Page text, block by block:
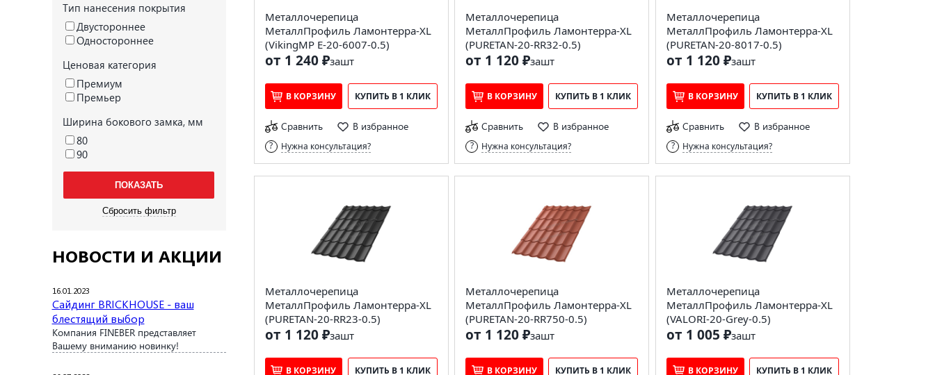
Тип нанесения покрытия
Двустороннее
Одностороннее
Ценовая категория
Премиум
Премьер
Ширина бокового замка, мм
80
90
НОВОСТИ И АКЦИИ
16.01.2023
Сайдинг BRICKHOUSE - ваш
блестящий выбор
Компания FINEBER представляет
Вашему вниманию новинку!
Металлочерепица
МеталлПрофиль Ламонтерра-XL
(VikingMP E-20-6007-0.5)
от 1 240 ₽зашт
В КОРЗИНУ КУПИТЬ В 1 КЛИК
Сравнить В избранное
Нужна консультация?
Металлочерепица
МеталлПрофиль Ламонтерра-XL
(PURETAN-20-RR32-0.5)
от 1 120 ₽зашт
В КОРЗИНУ КУПИТЬ В 1 КЛИК
Сравнить В избранное
Нужна консультация?
Металлочерепица
МеталлПрофиль Ламонтерра-XL
(PURETAN-20-8017-0.5)
от 1 120 ₽зашт
В КОРЗИНУ КУПИТЬ В 1 КЛИК
Сравнить В избранное
Нужна консультация?
Металлочерепица
МеталлПрофиль Ламонтерра-XL
(PURETAN-20-RR23-0.5)
от 1 120 ₽зашт
В КОРЗИНУ КУПИТЬ В 1 КЛИК
Металлочерепица
МеталлПрофиль Ламонтерра-XL
(PURETAN-20-RR750-0.5)
от 1 120 ₽зашт
В КОРЗИНУ КУПИТЬ В 1 КЛИК
Металлочерепица
МеталлПрофиль Ламонтерра-XL
(VALORI-20-Grey-0.5)
от 1 005 ₽зашт
В КОРЗИНУ КУПИТЬ В 1 КЛИК